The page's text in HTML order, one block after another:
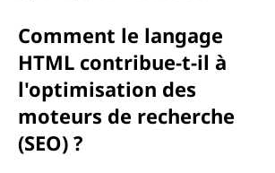
Comment le langage
HTML contribue-t-il à
l'optimisation des
moteurs de recherche
(SEO) ?